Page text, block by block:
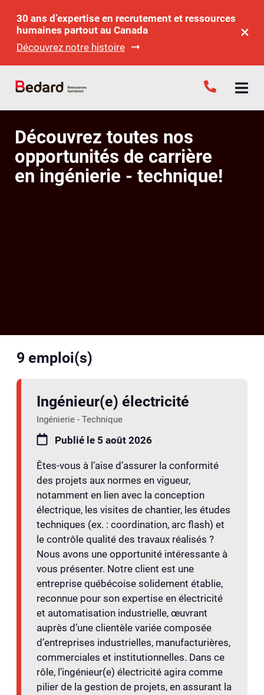
30 ans d’expertise en recrutement et ressources
humaines partout au Canada
Découvrez notre histoire
Découvrez toutes nos
opportunités de carrière
en ingénierie - technique!
9 emploi(s)
Ingénieur(e) électricité
Ingénierie - Technique
Publié le 5 août 2026
Êtes-vous à l’aise d’assurer la conformité
des projets aux normes en vigueur,
notamment en lien avec la conception
électrique, les visites de chantier, les études
techniques (ex. : coordination, arc flash) et
le contrôle qualité des travaux réalisés ?
Nous avons une opportunité intéressante à
vous présenter. Notre client est une
entreprise québécoise solidement établie,
reconnue pour son expertise en électricité
et automatisation industrielle, œuvrant
auprès d’une clientèle variée composée
d’entreprises industrielles, manufacturières,
commerciales et institutionnelles. Dans ce
rôle, l’ingénieur(e) électricité agira comme
pilier de la gestion de projets, en assurant la